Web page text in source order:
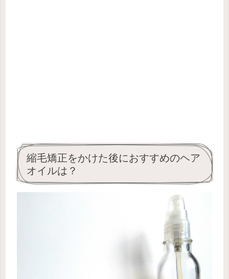
縮毛矯正をかけた後におすすめのヘア
オイルは？